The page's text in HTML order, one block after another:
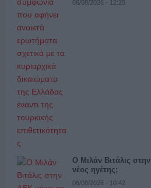
06/08/2026 - 12:25
Ο Μιλάν Βιτάλις
νέος ηγέτης;
06/08/2026 - 10:42